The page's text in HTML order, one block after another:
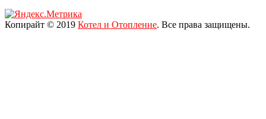
Копирайт © 2019 Котел и Отопление. Все права защищены.